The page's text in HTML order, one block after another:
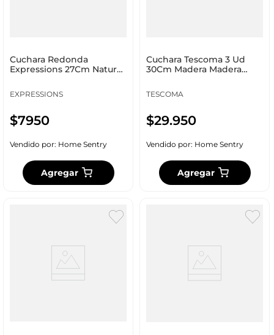
Cuchara Redonda
Expressions 27Cm Natural
EXPRESSIONS
$7950
Vendido por: Home Sentry
Agregar
Cuchara Tescoma 3 Ud
30Cm Madera Madera
TESCOMA
$29.950
Vendido por: Home Sentry
Agregar